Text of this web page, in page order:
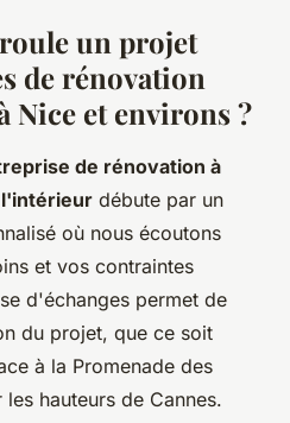
un projet
de rénovation
Nice et environs ?
de rénovation à
l'intérieur débute par un
où nous écoutons
et vos contraintes
d'échanges permet de
du projet, que ce soit
à la Promenade des
hauteurs de Cannes.